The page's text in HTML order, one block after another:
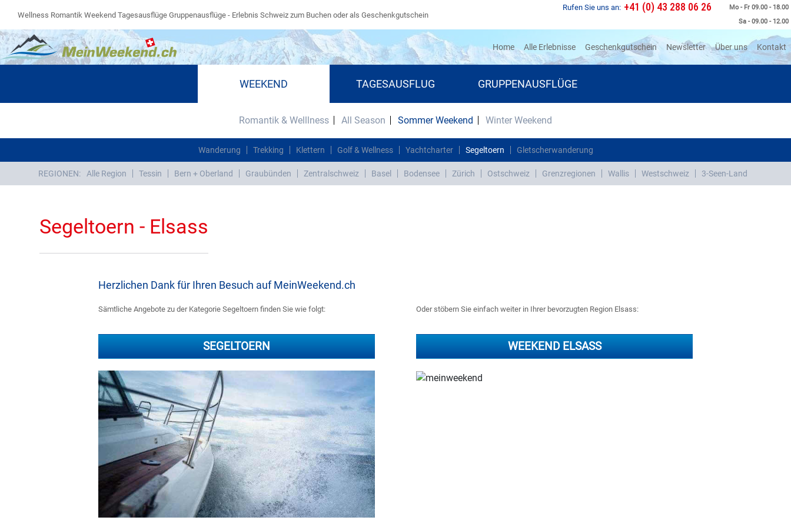
Wellness Romantik Weekend Tagesausflüge Gruppenausflüge - Erlebnis Schweiz zum Buchen oder als Geschenkgutschein
Mo - Fr 09.00 - 18.00
Sa - 09.00 - 12.00
Rufen Sie uns an: +41 (0) 43 288 06 26
Home(current)
Alle Erlebnisse Geschenkgutschein Newsletter Über uns Kontakt
WEEKEND TAGESAUSFLUG GRUPPENAUSFLÜGE
Romantik & Welllness All Season Sommer Weekend Winter Weekend
Wanderung Trekking Klettern Golf & Wellness Yachtcharter Segeltoern Gletscherwanderung
REGIONEN: Alle Region Tessin Bern + Oberland Graubünden Zentralschweiz Basel Bodensee Zürich Ostschweiz Grenzregionen Wallis Westschweiz 3-Seen-Land
Segeltoern - Elsass
Herzlichen Dank für Ihren Besuch auf MeinWeekend.ch
Sämtliche Angebote zu der Kategorie Segeltoern finden Sie wie folgt:
SEGELTOERN
Oder stöbern Sie einfach weiter in Ihrer bevorzugten Region Elsass:
WEEKEND ELSASS